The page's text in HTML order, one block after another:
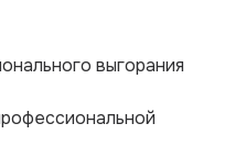
выгорания